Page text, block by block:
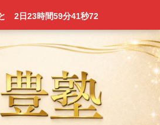
2日23時間59分41秒44